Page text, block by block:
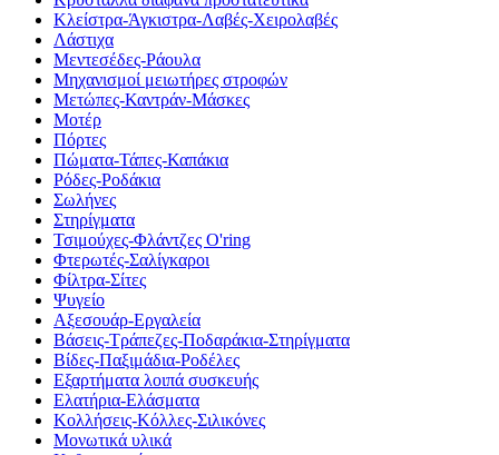
Κλείστρα-Άγκιστρα-Λαβές-Χειρολαβές
Λάστιχα
Μεντεσέδες-Ράουλα
Μηχανισμοί μειωτήρες στροφών
Μετώπες-Καντράν-Μάσκες
Μοτέρ
Πόρτες
Πώματα-Τάπες-Καπάκια
Ρόδες-Ροδάκια
Σωλήνες
Στηρίγματα
Τσιμούχες-Φλάντζες O'ring
Φτερωτές-Σαλίγκαροι
Φίλτρα-Σίτες
Ψυγείο
Αξεσουάρ-Εργαλεία
Βάσεις-Τράπεζες-Ποδαράκια-Στηρίγματα
Βίδες-Παξιμάδια-Ροδέλες
Εξαρτήματα λοιπά συσκευής
Ελατήρια-Ελάσματα
Κολλήσεις-Κόλλες-Σιλικόνες
Μονωτικά υλικά